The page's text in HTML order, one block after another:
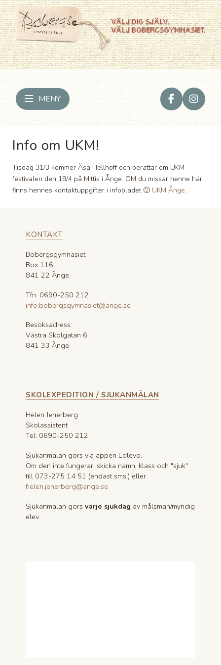
MENY
Info om UKM!
Tisdag 31/3 kommer Åsa Hellhoff och berättar om UKM-
festivalen den 19/4 på Mittis i Ånge. OM du missar henne här
finns hennes kontaktuppgifter i infobladet 🙂 UKM Ånge.
KONTAKT
Bobergsgymnasiet
Box 116
841 22 Ånge
Tfn: 0690-250 212
info.bobergsgymnasiet@ange.se
Besöksadress:
Västra Skolgatan 6
841 33 Ånge
SKOLEXPEDITION / SJUKANMÄLAN
Helen Jenerberg
Skolassistent
Tel: 0690-250 212
Sjukanmälan görs via appen Edlevo.
Om den inte fungerar, skicka namn, klass och "sjuk"
till 073-275 14 51 (endast sms!) eller
helen.jenerberg@ange.se
Sjukanmälan görs varje sjukdag av målsman/myndig
elev.